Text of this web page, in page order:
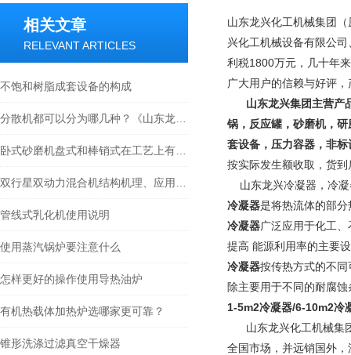
相关文章
RELEVANT ARTICLES
不饱和树脂成套设备的构成
管线式乳化机使用说明
使用蒸汽锅炉要注意什么
怎样更好的操作使用导热油炉
有机热载体加热炉选哪家更可靠？
锥形洗涤过滤真空干燥器
山东龙兴化工机械集团
兴化工机械设备有限公
利税1800万元，几十年
广大用户的信赖与好评
山东龙兴集团主营产
锅，反应罐，砂磨机，
套设备，压力容器，非标
按实际发生额收取，货
山东龙兴冷凝器，冷
冷凝器是将热流体的部
冷凝器广泛应用于化工
提高 能源利用率的主要
冷凝器按传热方式的不
除主要用于不同的耐腐
1-5m2冷凝器/6-10m2冷
山东龙兴化工机械集
全国市场，并远销国外